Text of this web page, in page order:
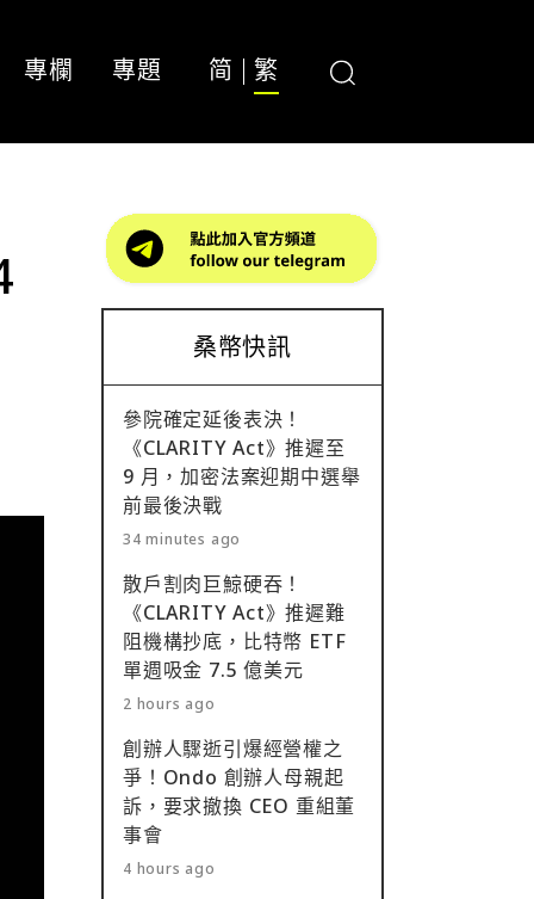
專欄 專題 简 繁
桑幣快訊
參院確定延後表決！
《CLARITY Act》推遲至
9 月，加密法案迎期中選舉
前最後決戰
34 minutes ago
散戶割肉巨鯨硬吞！
《CLARITY Act》推遲難
阻機構抄底，比特幣 ETF
單週吸金 7.5 億美元
2 hours ago
創辦人驟逝引爆經營權之
爭！Ondo 創辦人母親起
訴，要求撤換 CEO 重組董
事會
4 hours ago